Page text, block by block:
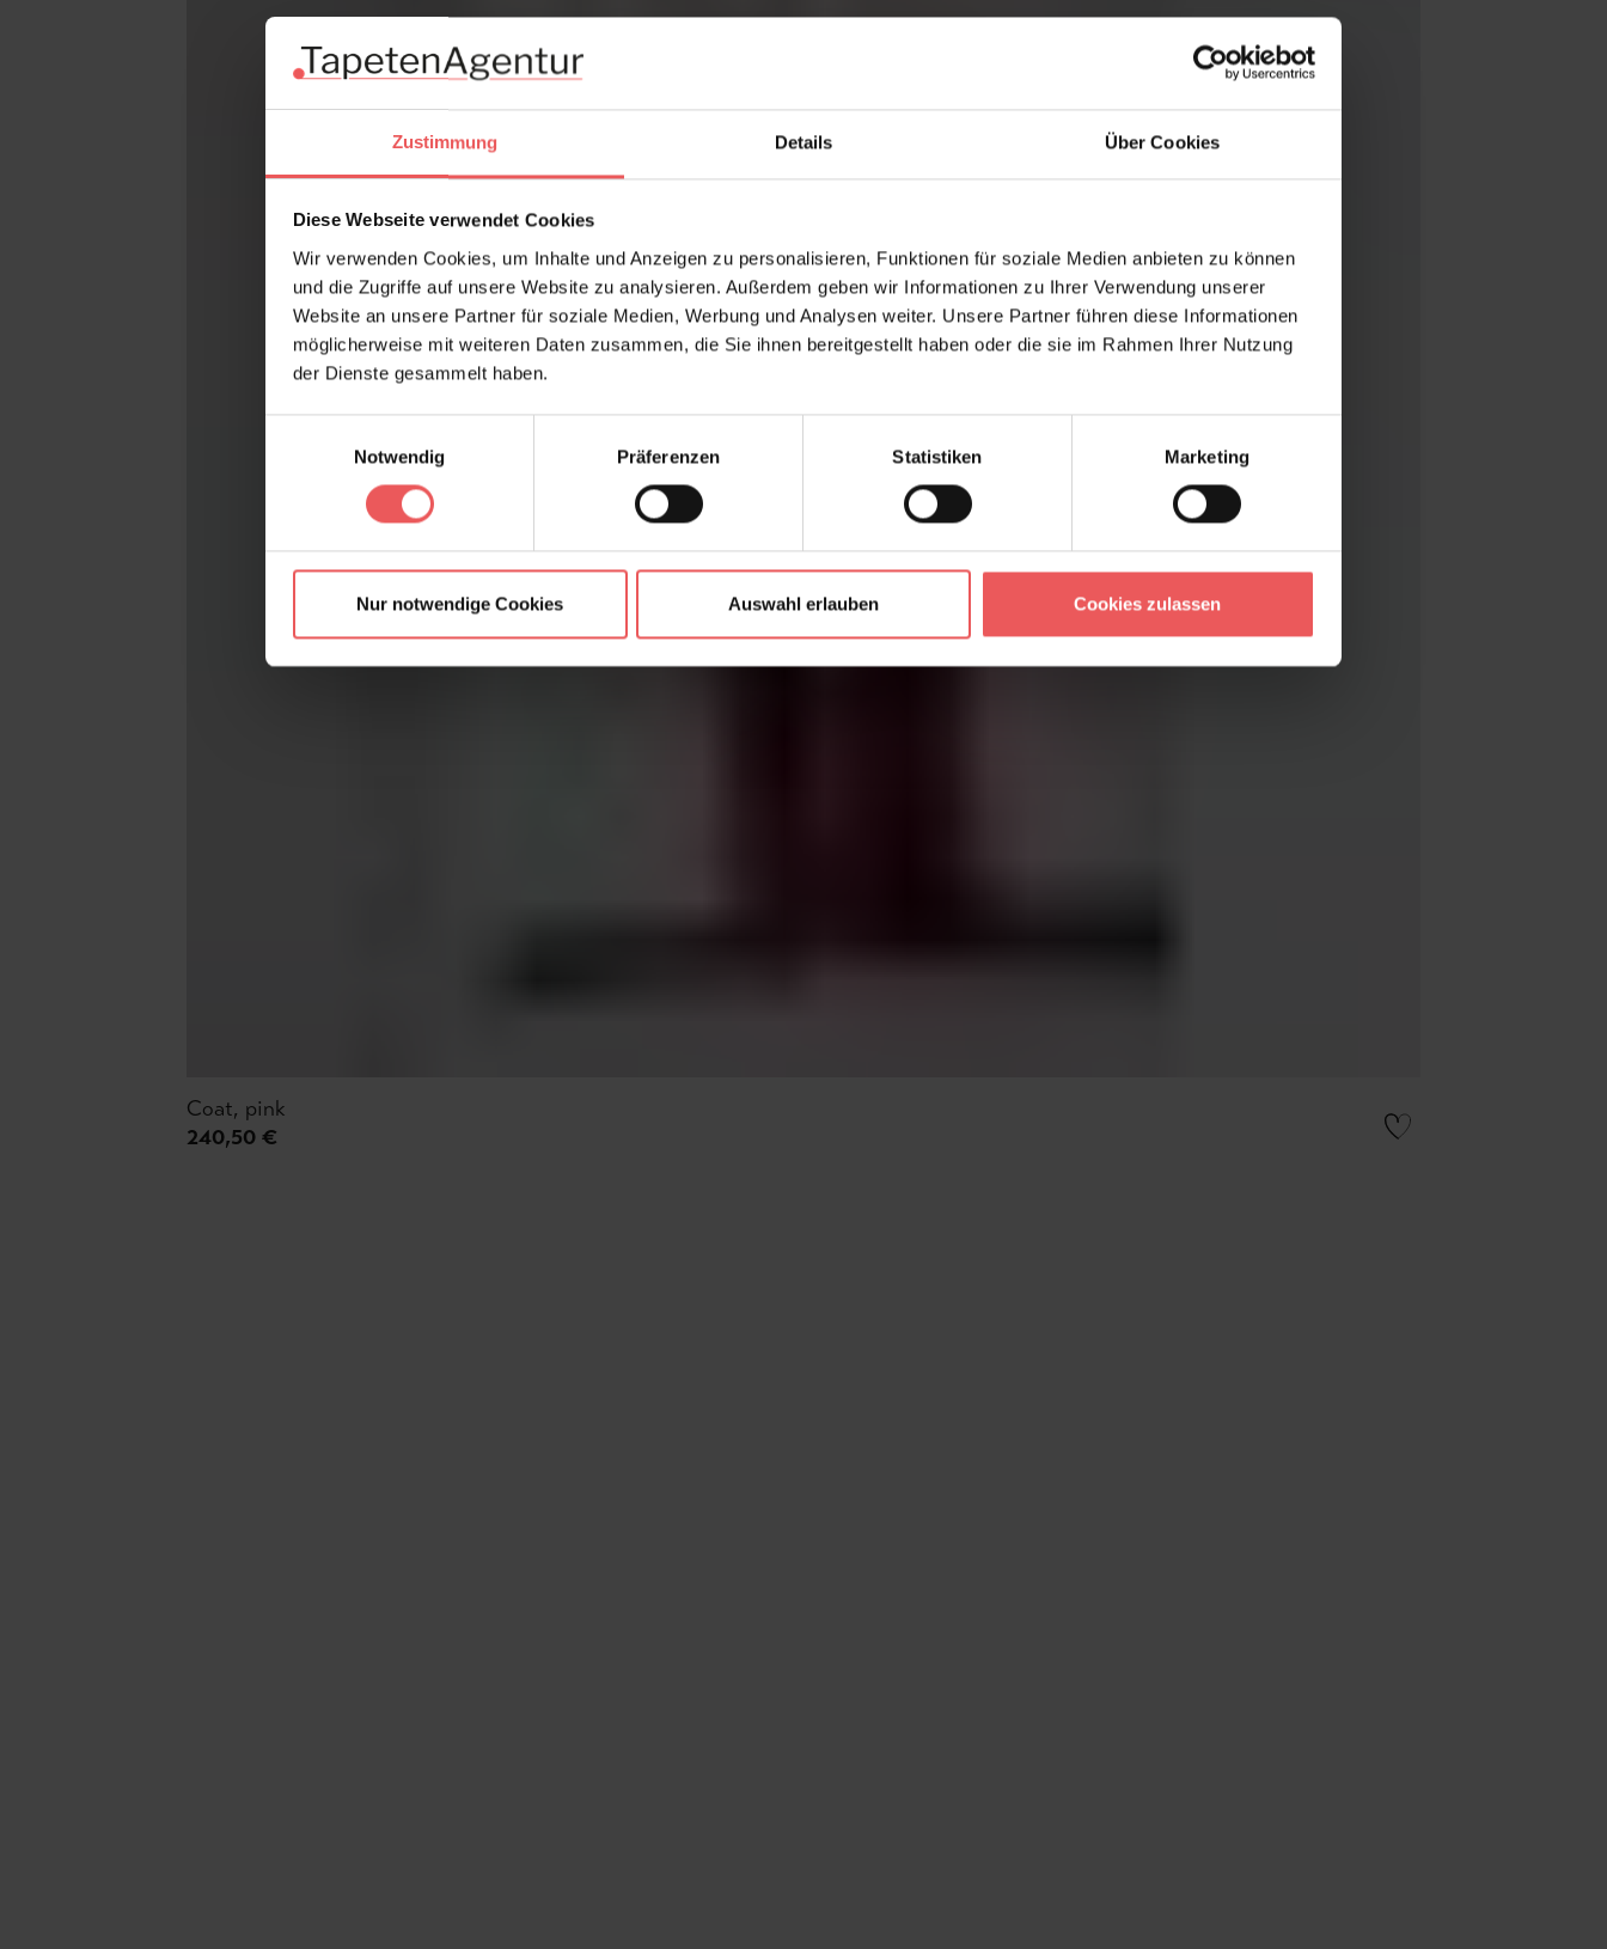
Zustimmung Details Über Cookies
Diese Webseite verwendet Cookies
Wir verwenden Cookies, um Inhalte und Anzeigen zu personalisieren, Funktionen für soziale Medien anbieten zu können
und die Zugriffe auf unsere Website zu analysieren. Außerdem geben wir Informationen zu Ihrer Verwendung unserer
Website an unsere Partner für soziale Medien, Werbung und Analysen weiter. Unsere Partner führen diese Informationen
möglicherweise mit weiteren Daten zusammen, die Sie ihnen bereitgestellt haben oder die sie im Rahmen Ihrer Nutzung
der Dienste gesammelt haben.
Notwendig
Präferenzen Statistiken Marketing
Nur notwendige Cookies Auswahl erlauben Cookies zulassen
Coat, pink
240,50 €